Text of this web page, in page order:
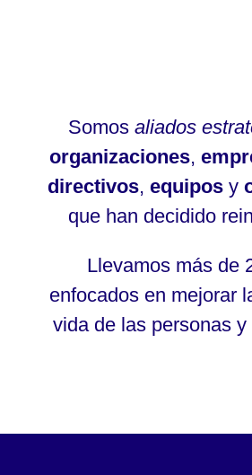
Somos aliados
organizaciones,
directivos, equiposy
que han decidido
Llevamos más de
enfocados en mejorar
vida de las personas y